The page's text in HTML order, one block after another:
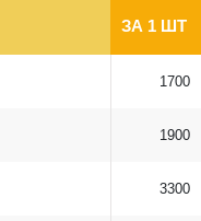
ЗА 1 ШТ
1700
1900
3300